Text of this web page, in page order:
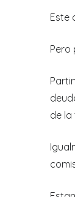
Este
Pero
de